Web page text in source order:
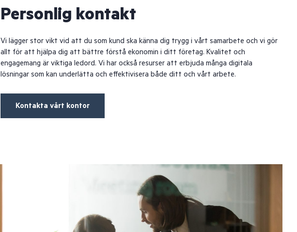
Personlig kontakt
Vi lägger stor vikt vid att du som kund ska känna dig trygg i vårt samarbete och vi gör
allt för att hjälpa dig att bättre förstå ekonomin i ditt företag. Kvalitet och
engagemang är viktiga ledord. Vi har också resurser att erbjuda många digitala
lösningar som kan underlätta och effektivisera både ditt och vårt arbete.
Kontakta vårt kontor